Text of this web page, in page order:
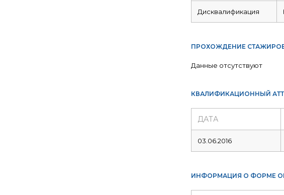
Дисквалификация
ПРОХОЖДЕНИЕ
Данные отсутствуют
КВАЛИФИКАЦИОННЫЙ
ДАТА
03.06.2016
ИНФОРМАЦИЯ О ФОРМЕ